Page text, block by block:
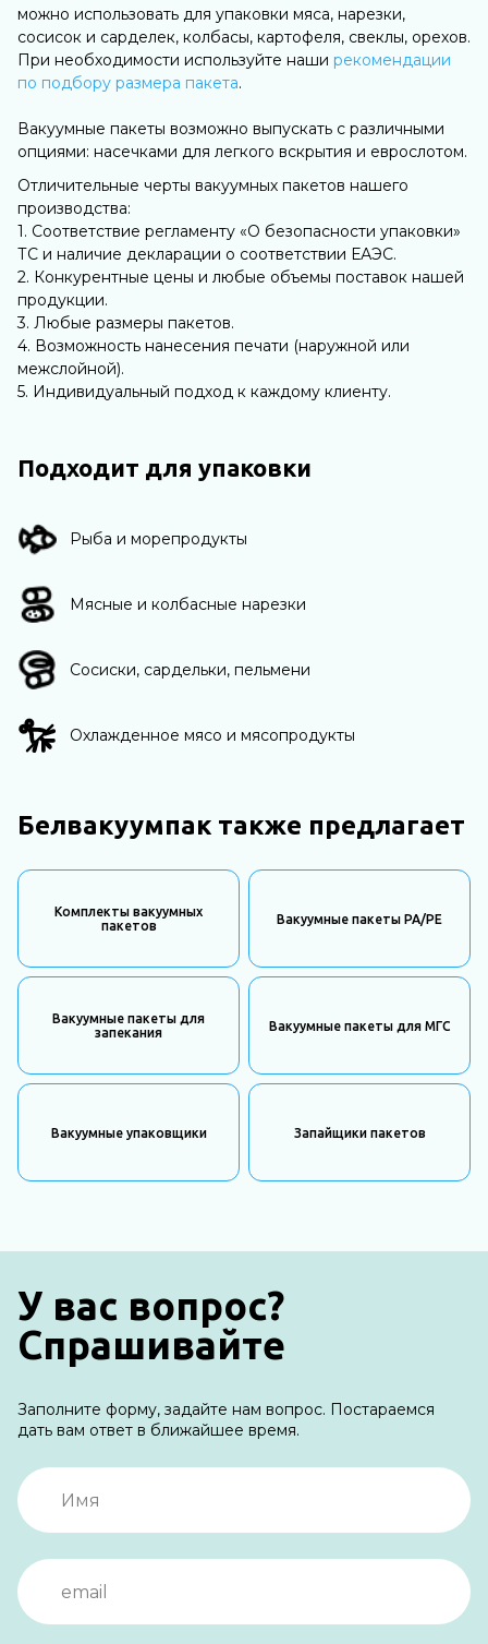
можно использовать для упаковки мяса, нарезки,
сосисок и сарделек, колбасы, картофеля, свеклы, орехов.
При необходимости используйте наши рекомендации
по подбору размера пакета.
Вакуумные пакеты возможно выпускать с различными
опциями: насечками для легкого вскрытия и еврослотом.
Отличительные черты вакуумных пакетов нашего
производства:
1. Соответствие регламенту «О безопасности упаковки»
ТС и наличие декларации о соответствии ЕАЭС.
2. Конкурентные цены и любые объемы поставок нашей
продукции.
3. Любые размеры пакетов.
4. Возможность нанесения печати (наружной или
межслойной).
5. Индивидуальный подход к каждому клиенту.
Подходит для упаковки
Рыба и морепродукты
Мясные и колбасные нарезки
Сосиски, сардельки, пельмени
Охлажденное мясо и мясопродукты
Белвакуумпак также предлагает
Комплекты вакуумных
пакетов
Вакуумные пакеты PA/PE
Вакуумные пакеты для
запекания
Вакуумные пакеты для МГС
Вакуумные упаковщики Запайщики пакетов
У вас вопрос?
Спрашивайте
Заполните форму, задайте нам вопрос. Постараемся
дать вам ответ в ближайшее время.